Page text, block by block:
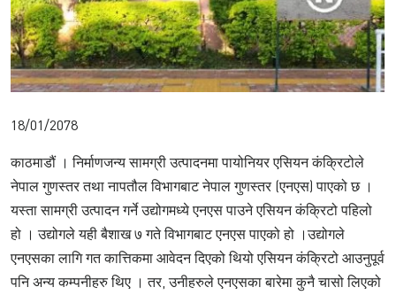
18/01/2078
काठमाडौं । निर्माणजन्य सामग्री उत्पादनमा पायोनियर एसियन कंक्रिटोले
नेपाल गुणस्तर तथा नापतौल विभागबाट नेपाल गुणस्तर (एनएस) पाएको छ ।
यस्ता सामग्री उत्पादन गर्ने उद्योगमध्ये एनएस पाउने एसियन कंक्रिटो पहिलो
हो । उद्योगले यही बैशाख ७ गते विभागबाट एनएस पाएको हो ।उद्योगले
एनएसका लागि गत कात्तिकमा आवेदन दिएको थियो एसियन कंक्रिटो आउनुपूर्व
पनि अन्य कम्पनीहरु थिए । तर, उनीहरुले एनएसका बारेमा कुनै चासो लिएको